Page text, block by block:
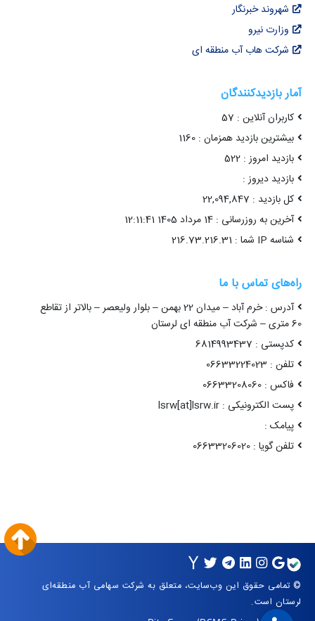
شهروند خبرنگار
وزارت نیرو
شرکت هاب آب منطقه ای
آمار بازدیدکنندگان
کاربران آنلاین : 57
بیشترین بازدید همزمان : 1160
بازدید امروز : 522
بازدید دیروز :
کل بازدید : 22,094,847
آخرین به روزرسانی : 14 مرداد 1405 12:11:41
شناسه IP شما : 216.73.216.31
راه‌های تماس با ما
آدرس : خرم آباد – میدان 22 بهمن – بلوار ولیعصر – بالاتر از تقاطع
60 متری – شرکت آب منطقه ای لرستان
کدپستی : 6814993437
تلفن : 06633224023
فاکس : 06633208060
پست الکترونیکی : lsrw[at]lsrw.ir
پیامک :
تلفن گویا : 06633206020
© تمامی حقوق این وب‌سایت، متعلق به شرکت سهامی آب منطقه‌ای
لرستان است.